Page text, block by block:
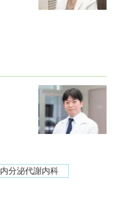
内分泌代謝内科